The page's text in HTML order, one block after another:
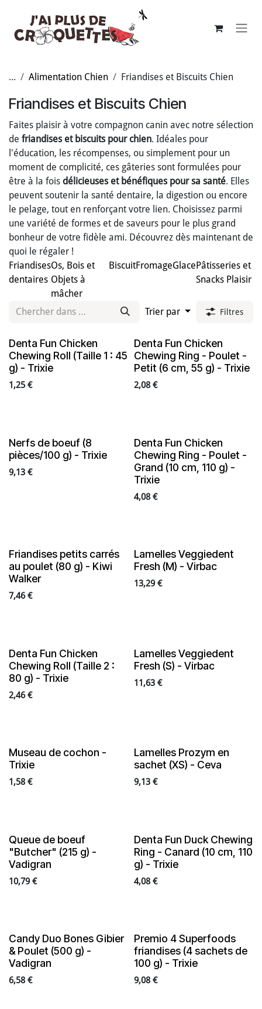
... Alimentation Chien Friandises et Biscuits Chien
Friandises et Biscuits Chien
Faites plaisir à votre compagnon canin avec notre sélection
de friandises et biscuits pour chien. Idéales pour
l'éducation, les récompenses, ou simplement pour un
moment de complicité, ces gâteries sont formulées pour
être à la fois délicieuses et bénéfiques pour sa santé. Elles
peuvent soutenir la santé dentaire, la digestion ou encore
le pelage, tout en renforçant votre lien. Choisissez parmi
une variété de formes et de saveurs pour le plus grand
bonheur de votre fidèle ami. Découvrez dès maintenant de
quoi le régaler !
Friandises
dentaires
Os, Bois et
Objets à
mâcher
BiscuitFromageGlacePâtisseries et
Snacks Plaisir
Trier par Filtres
Denta Fun Chicken
Chewing Roll (Taille 1 : 45
g) - Trixie
1,25 €
Denta Fun Chicken
Chewing Ring - Poulet -
Petit (6 cm, 55 g) - Trixie
2,08€
Nerfs de boeuf (8
pièces/100 g) - Trixie
9,13 €
Denta Fun Chicken
Chewing Ring - Poulet -
Grand (10 cm, 110 g) -
Trixie
4,08€
Friandises petits carrés
au poulet (80 g) - Kiwi
Walker
7,46€
Lamelles Veggiedent
Fresh (M) - Virbac
13,29€
Denta Fun Chicken
Chewing Roll (Taille 2 :
80 g) - Trixie
2,46€
Lamelles Veggiedent
Fresh (S) - Virbac
11,63€
Museau de cochon -
Trixie
1,58 €
Lamelles Prozym en
sachet (XS) - Ceva
9,13€
Queue de boeuf
"Butcher" (215 g) -
Vadigran
10,79€
Denta Fun Duck Chewing
Ring - Canard (10 cm, 110
g) - Trixie
4,08€
Candy Duo Bones Gibier
& Poulet (500 g) -
Vadigran
6,58 €
Premio 4 Superfoods
friandises (4 sachets de
100 g) - Trixie
9,08€